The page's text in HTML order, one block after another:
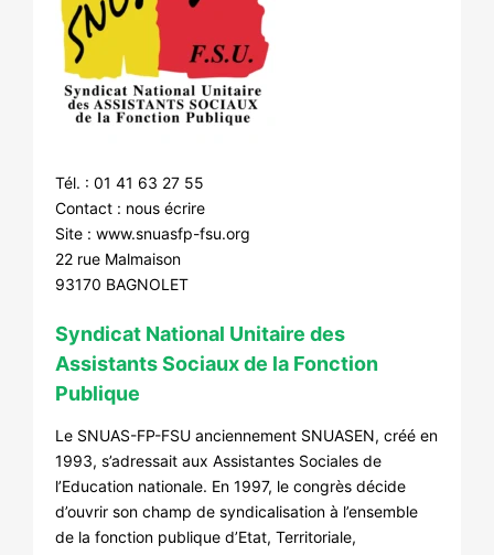
Tél. : 01 41 63 27 55
Contact : nous écrire
Site : www.snuasfp-fsu.org
22 rue Malmaison
93170 BAGNOLET
Syndicat National Unitaire des
Assistants Sociaux de la Fonction
Publique
Le SNUAS-FP-FSU anciennement SNUASEN, créé en
1993, s’adressait aux Assistantes Sociales de
l’Education nationale. En 1997, le congrès décide
d’ouvrir son champ de syndicalisation à l’ensemble
de la fonction publique d’Etat, Territoriale,